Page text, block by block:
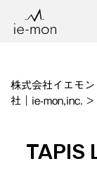
株式会社イエモ
社｜ie-mon,inc. >
TAPIS